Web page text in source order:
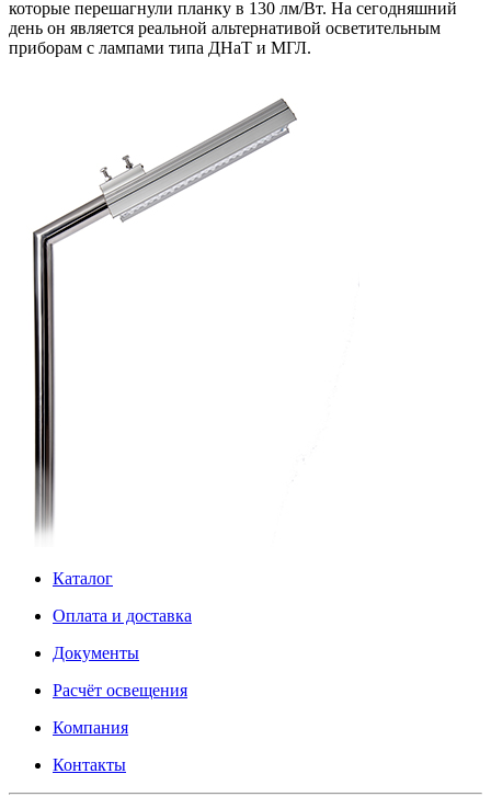
которые перешагнули планку в 130 лм/Вт. На сегодняшний
день он является реальной альтернативой осветительным
приборам с лампами типа ДНаТ и МГЛ.
Каталог
Оплата и доставка
Документы
Расчёт освещения
Компания
Контакты